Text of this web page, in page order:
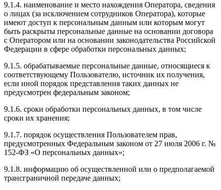
9.1.4. наименование и место нахождения Оператора, сведения
о лицах (за исключением сотрудников Оператора), которые
имеют доступ к персональным данным или которым могут
быть раскрыты персональные данные на основании договора
с Оператором или на основании законодательства Российской
Федерации в сфере обработки персональных данных;
9.1.5. обрабатываемые персональные данные, относящиеся к
соответствующему Пользователю, источник их получения,
если иной порядок представления таких данных не
предусмотрен федеральным законом;
9.1.6. сроки обработки персональных данных, в том числе
сроки их хранения;
9.1.7. порядок осуществления Пользователем прав,
предусмотренных Федеральным законом от 27 июля 2006 г. №
152-ФЗ «О персональных данных»;
9.1.8. информацию об осуществленной или о предполагаемой
трансграничной передаче данных;